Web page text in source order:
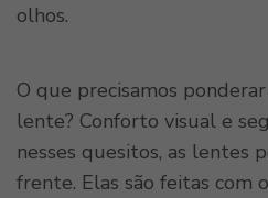
olhos.
O que precisamos
lente? Conforto visual e
nesses quesitos, as lentes
frente. Elas são feitas com